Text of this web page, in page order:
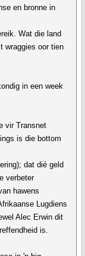
en bronne in
Wat die land
wraggies oor tien
in een week
vir Transnet
is die bottom
dat dié geld
verbeter
hawens
Lugdiens
Alec Erwin dit
is.